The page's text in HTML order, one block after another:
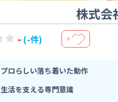
株式会
- (-件) ＋
プロらしい落ち着いた動作
生活を支える専門意識